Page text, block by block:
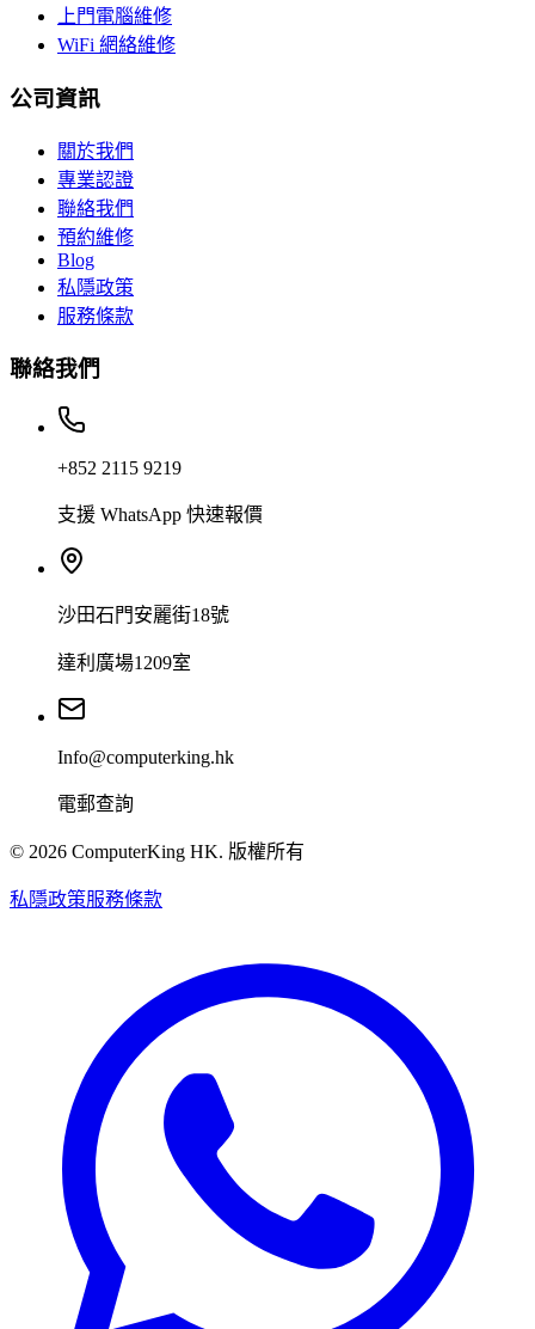
上門電腦維修
WiFi 網絡維修
公司資訊
關於我們
專業認證
聯絡我們
預約維修
Blog
私隱政策
服務條款
聯絡我們
+852 2115 9219
支援 WhatsApp 快速報價
沙田石門安麗街18號
達利廣場1209室
Info@computerking.hk
電郵查詢
© 2026 ComputerKing HK. 版權所有
私隱政策服務條款